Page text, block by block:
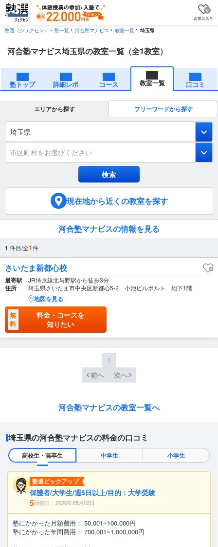
0
塾選（ジュクセン） 塾一覧 河合塾マナビス 教室一覧 埼玉県
河合塾マナビス埼玉県の教室一覧（全1教室）
塾トップ 詳細レポ コース 教室一覧 口コミ
エリアから探す フリーワードから探す
埼玉県
市区町村をお選びください
現在地から近くの教室を探す
河合塾マナビスの情報を見る
1 件目/全1件
さいたま新都心校
最寄駅 JR埼京線北与野駅から徒歩3分
住所 埼玉県さいたま市中央区新都心5-2 小池ビルポルト 地下1階
地図を見る
無
料
料金・コースを
知りたい
1
前へ
次へ
河合塾マナビスの教室一覧へ
埼玉県の河合塾マナビスの料金の口コミ
高校生・高卒生 中学生 小学生
塾選ピックアップ
保護者/大学生/週5日以上/目的：大学受験
5回答日：2026年05月02日
塾にかかった月額費用： 50,001~100,000円
塾にかかった年間費用： 700,001~1,000,000円